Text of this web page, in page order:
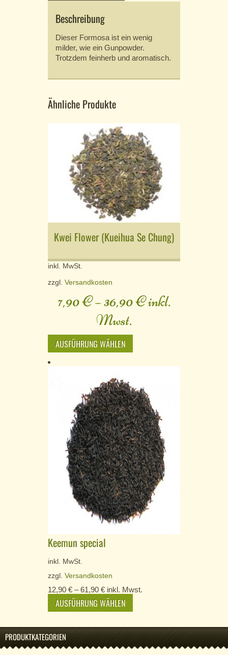
Beschreibung
Dieser Formosa ist ein wenig
milder, wie ein Gunpowder.
Trotzdem feinherb und aromatisch.
Ähnliche Produkte
Kwei Flower (Kueihua Se Chung)
inkl. MwSt.
zzgl. Versandkosten
7,90€–36,90€inkl.
Mwst.
AUSFÜHRUNG WÄHLEN
Keemun special
inkl. MwSt.
zzgl. Versandkosten
12,90 € –61,90 € inkl. Mwst.
AUSFÜHRUNG WÄHLEN
PRODUKTKATEGORIEN